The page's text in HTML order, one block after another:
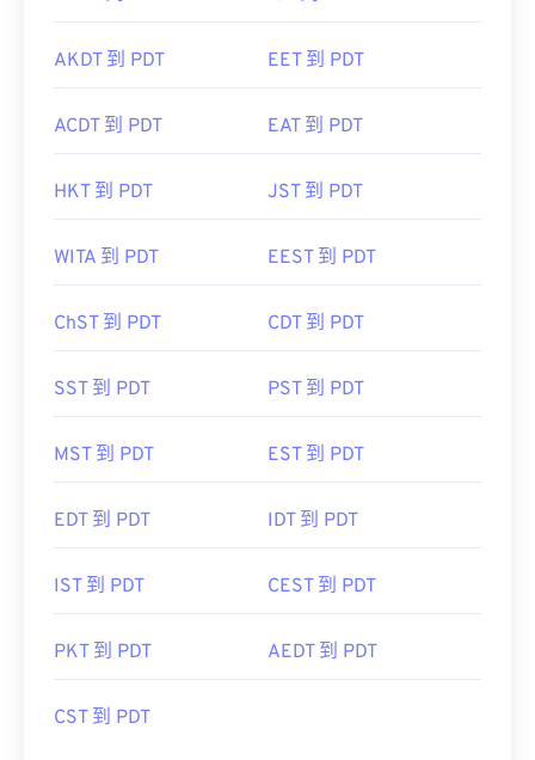
AKDT 到 PDT EET 到 PDT
ACDT 到 PDT EAT 到 PDT
HKT 到 PDT JST 到 PDT
WITA 到 PDT EEST 到 PDT
ChST 到 PDT CDT 到 PDT
SST 到 PDT PST 到 PDT
MST 到 PDT EST 到 PDT
EDT 到 PDT IDT 到 PDT
IST 到 PDT CEST 到 PDT
PKT 到 PDT AEDT 到 PDT
CST 到 PDT